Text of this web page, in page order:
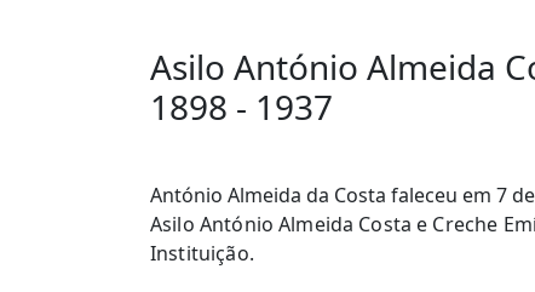
Asilo António Almeida
1898 - 1937
António Almeida da Costa faleceu em 7
Asilo António Almeida Costa e Creche
Instituição.